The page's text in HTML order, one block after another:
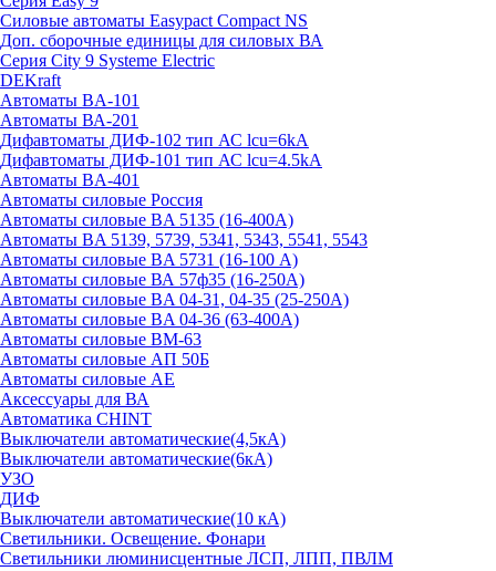
Силовые автоматы Easypact Compact NS
Доп. сборочные единицы для силовых ВА
Серия City 9 Systeme Electric
DEKraft
Автоматы BA-101
Автоматы ВА-201
Дифавтоматы ДИФ-102 тип АС lcu=6kA
Дифавтоматы ДИФ-101 тип АС lcu=4.5kA
Автоматы BA-401
Автоматы силовые Россия
Автоматы силовые BA 5135 (16-400А)
Автоматы BA 5139, 5739, 5341, 5343, 5541, 5543
Автоматы силовые BA 5731 (16-100 А)
Автоматы силовые ВА 57ф35 (16-250А)
Автоматы силовые BA 04-31, 04-35 (25-250А)
Автоматы силовые BA 04-36 (63-400А)
Автоматы силовые ВМ-63
Автоматы силовые АП 50Б
Автоматы силовые АЕ
Аксессуары для ВА
Автоматика CHINT
Выключатели автоматические(4,5кА)
Выключатели автоматические(6кА)
УЗО
ДИФ
Выключатели автоматические(10 кА)
Светильники. Освещение. Фонари
Светильники люминисцентные ЛСП, ЛПП, ПВЛМ